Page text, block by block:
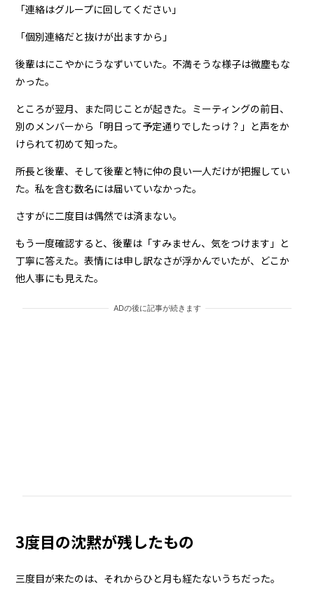
「連絡はグループに回してください」
「個別連絡だと抜けが出ますから」
後輩はにこやかにうなずいていた。不満そうな様子は微塵もな
かった。
ところが翌月、また同じことが起きた。ミーティングの前日、
別のメンバーから「明日って予定通りでしたっけ？」と声をか
けられて初めて知った。
所長と後輩、そして後輩と特に仲の良い一人だけが把握してい
た。私を含む数名には届いていなかった。
さすがに二度目は偶然では済まない。
もう一度確認すると、後輩は「すみません、気をつけます」と
丁寧に答えた。表情には申し訳なさが浮かんでいたが、どこか
他人事にも見えた。
ADの後に記事が続きます
3度目の沈黙が残したもの
三度目が来たのは、それからひと月も経たないうちだった。